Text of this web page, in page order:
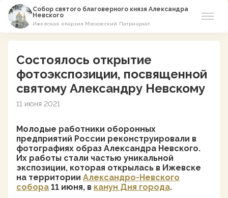
Собор святого благоверного князя Александра
Невского
Ижевская епархия Московский Патриархат
Азы Православия
Виртуальный музей
Пожертвование
Контакты
Состоялось открытие
фотоэкспозиции, посвященной
святому Александру Невскому
11 июня 2021
Молодые работники оборонных
предприятий России реконструировали в
фотографиях образ Александра Невского.
Их работы стали частью уникальной
экспозиции, которая открылась в Ижевске
на территории Александро-Невского
собора 11 июня, в канун Дня города.